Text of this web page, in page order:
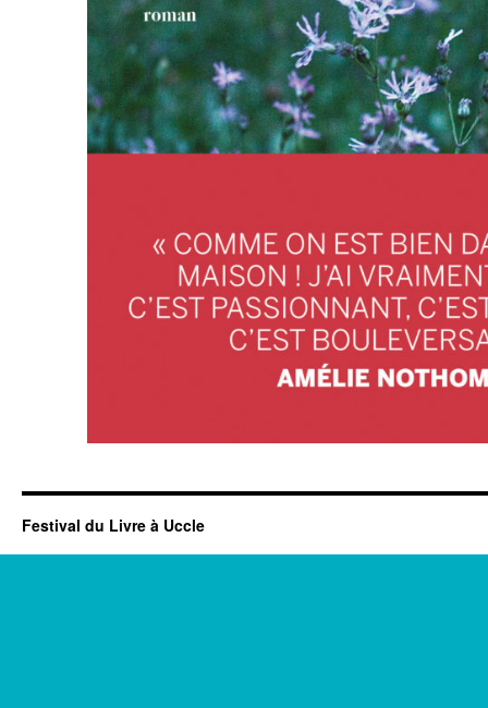
Festival du Livre à Uccle